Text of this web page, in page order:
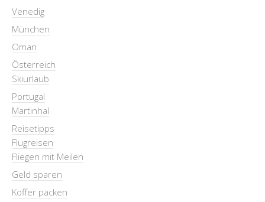
Venedig
München
Oman
Österreich
Skiurlaub
Portugal
Martinhal
Reisetipps
Flugreisen
Fliegen mit Meilen
Geld sparen
Koffer packen